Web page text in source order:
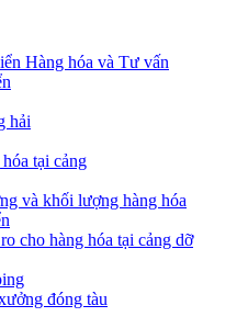
Hàng hóa và Tư vấn
hải
tại cảng
và khối lượng hàng hóa
cho hàng hóa tại cảng dỡ
đóng tàu